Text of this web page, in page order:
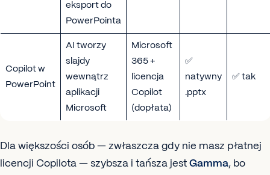
eksport do
PowerPointa
Copilot w
PowerPoint
AI tworzy
slajdy
wewnątrz
aplikacji
Microsoft
Microsoft
365 +
licencja
Copilot
(dopłata)
✅
natywny
.pptx
✅ tak
Dla większości osób — zwłaszcza gdy nie masz płatnej
licencji Copilota — szybsza i tańsza jest Gamma, bo